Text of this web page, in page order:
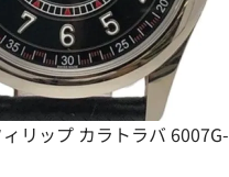
リップ カラトラバ 6007G-